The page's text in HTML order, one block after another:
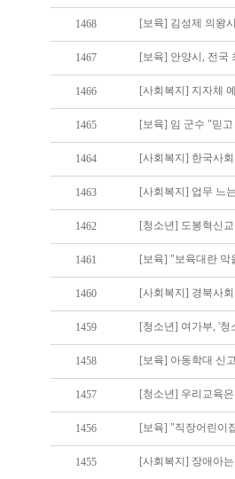
1468 [보육] 김성제 의왕
1467
1466 [사회복지] 지자체
1465 [보육] 임 군수 "믿
1464 [사회복지] 한국사
1463 [사회복지] 업무 느
1462 [청소년] 도봉혁신
1461 [보육] "보육대란 막
1460 [사회복지] 경북사
1459 [청소년] 여가부, '
1458 [보육] 아동학대 신
1457 [청소년] 우리교육
1456 [보육] "직장어린이
1455 [사회복지] 장애아